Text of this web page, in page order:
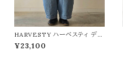
HARVESTY ハーベスティ デニ
ムサーカスパンツ ライトブルー
¥23,100